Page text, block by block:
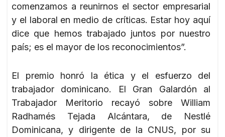
comenzamos a reunirnos el sector empresarial
y el laboral en medio de críticas. Estar hoy aquí
dice que hemos trabajado juntos por nuestro
país; es el mayor de los reconocimientos”.
El premio honró la ética y el esfuerzo del
trabajador dominicano. El Gran Galardón al
Trabajador Meritorio recayó sobre William
Radhamés Tejada Alcántara, de Nestlé
Dominicana, y dirigente de la CNUS, por su